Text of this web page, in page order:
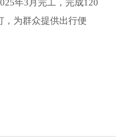
，为群众提供出行便